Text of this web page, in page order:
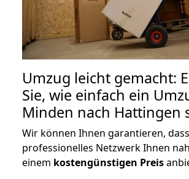
Umzug leicht gemacht:
Sie, wie einfach ein
Minden nach Hattingen
Wir können Ihnen garantieren,
professionelles Netzwerk Ihnen
einem kostengünstigen Preis